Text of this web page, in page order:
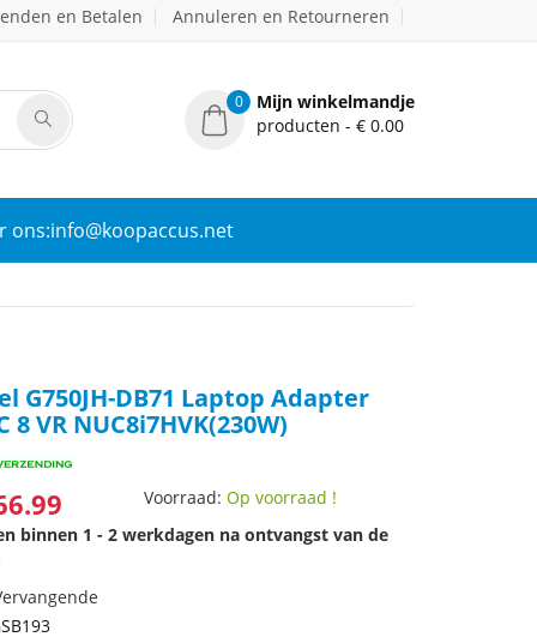
en Betalen Annuleren en Retourneren
0
Mijn winkelmandje
producten - € 0.00
ons:info@koopaccus.net
G750JH-DB71 Laptop Adapter
VR NUC8i7HVK(230W)
Voorraad:Op voorraad !
binnen 1 - 2 werkdagen na ontvangst van de